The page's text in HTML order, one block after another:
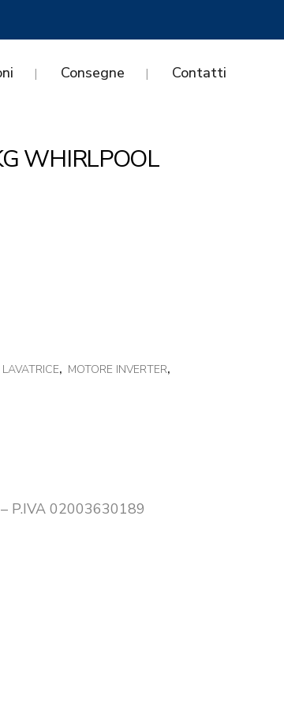
Consegne Contatti
WHIRLPOOL
LAVATRICE, MOTORE INVERTER,
P.IVA 02003630189